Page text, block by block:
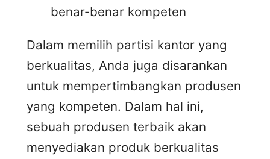
benar-benar kompeten
Dalam memilih partisi kantor yang
berkualitas, Anda juga disarankan
untuk mempertimbangkan produsen
yang kompeten. Dalam hal ini,
sebuah produsen terbaik akan
menyediakan produk berkualitas